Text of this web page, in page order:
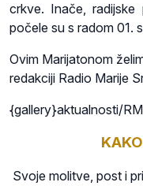
crkve. Inače, radijske
počele su s radom 01.
Ovim Marijatonom
redakciji Radio Marije
{gallery}aktualnosti/
Svoje molitve, post i